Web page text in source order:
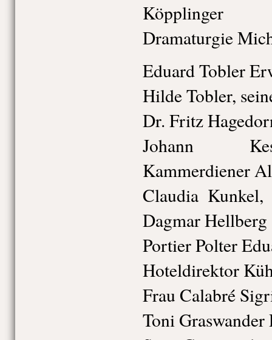
Köpplinger
Dramaturgie
Eduard Tobler
Hilde Tobler,
Dr. Fritz
Johann
Kammerdiener
Claudia Kunkel,
Dagmar Hellberg
Portier Polter
Hoteldirektor
Frau Calabré
Toni Graswander